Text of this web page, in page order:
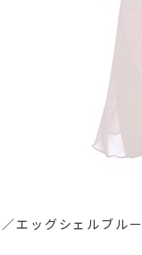
エッグシェルブルー